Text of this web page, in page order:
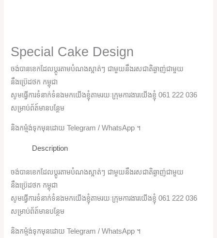
Special Cake Design
ចង់បានខេកដែលប្តូរតាមបំណងស្អាត់ៗ ជាមួយនឹងរសជាតិឆ្ងាញ់ជាមួយ
នឹងប្រ៊េដថក កម្ពុជា
សូមធ្វើការទំនាក់ទំនងមកយើងខ្ញុំតាមរយៈក្រុមការងារយើងខ្ញុំ 061 222 036
សម្រាប់ព័ត៍មានបន្ថែម
និងកម្ម៉ង់ទុកមុនដោយ Telegram / WhatsApp ។
Description
ចង់បានខេកដែលប្តូរតាមបំណងស្អាត់ៗ ជាមួយនឹងរសជាតិឆ្ងាញ់ជាមួយ
នឹងប្រ៊េដថក កម្ពុជា
សូមធ្វើការទំនាក់ទំនងមកយើងខ្ញុំតាមរយៈក្រុមការងារយើងខ្ញុំ 061 222 036
សម្រាប់ព័ត៍មានបន្ថែម
និងកម្ម៉ង់ទុកមុនដោយ Telegram / WhatsApp ។